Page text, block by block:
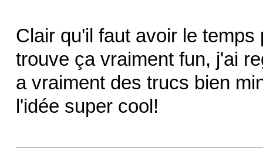
Clair qu'il faut avoir le
trouve ça vraiment fun, j'ai
a vraiment des trucs bien
l'idée super cool!